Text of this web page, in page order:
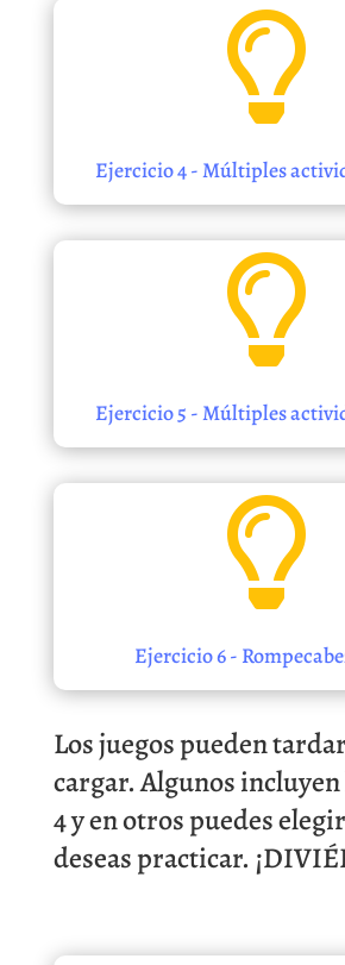

Ejercicio 4 - Múltiples

Ejercicio 5 - Múltiples

Ejercicio 6 -
Los juegos pueden
cargar. Algunos
4 y en otros puedes
deseas practicar.